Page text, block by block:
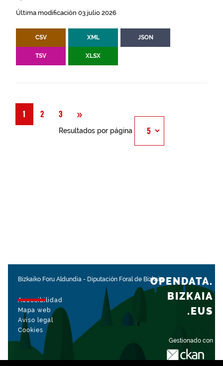
Última modificación 03 julio 2026
CSV XML JSON
TSV XLSX
1 2 3 »
Resultados por página
Bizkaiko Foru Aldundia - Diputación Foral de Bizkaia
Accesibilidad
Mapa web
Aviso legal
Cookies
Gestionado con
OPENDATA.
BIZKAIA
.EUS